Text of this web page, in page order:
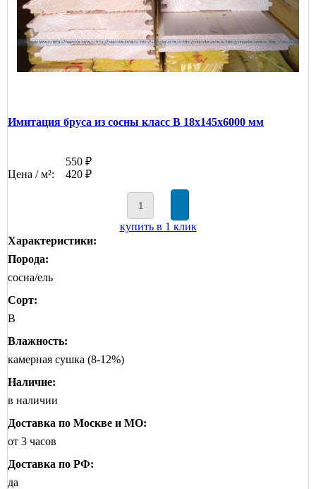
Имитация бруса из сосны класс В 18x145x6000 мм
550 ₽
Цена / м²:
420 ₽
купить в 1 клик
Характеристики:
Порода:
сосна/ель
Сорт:
B
Влажность:
камерная сушка (8-12%)
Наличие:
в наличии
Доставка по Москве и МО:
от 3 часов
Доставка по РФ:
да